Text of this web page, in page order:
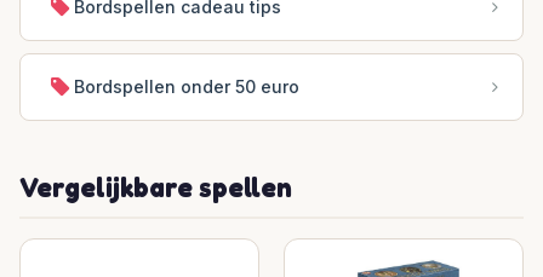
Bordspellen cadeau tips
Bordspellen onder 50 euro
Vergelijkbare spellen